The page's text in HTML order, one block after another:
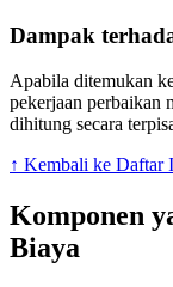
Dampak
Apabila ditemukan
pekerjaan perbaikan
dihitung secara
↑ Kembali ke Daftar
Komponen
Biaya